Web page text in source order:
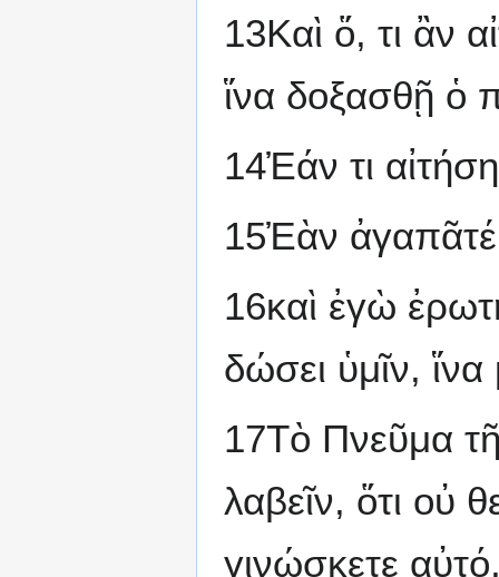
13Καὶ ὅ, τι ἂν
ἵνα δοξασθῇ ὁ
14Ἐάν τι
15Ἐὰν ἀγαπᾶτέ
16καὶ ἐγὼ
δώσει ὑμῖν,
17Τὸ Πνεῦμα
λαβεῖν, ὅτι οὐ
γινώσκετε